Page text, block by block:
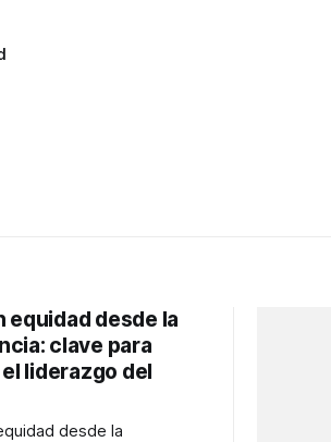
equidad desde la
clave para
liderazgo del
desde la